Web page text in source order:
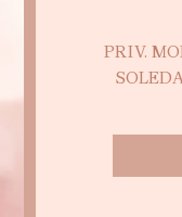
PRIV.